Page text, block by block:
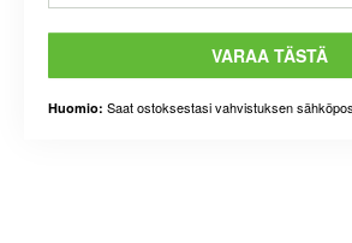
VARAA TÄSTÄ
Huomio: Saat ostoksestasi vahvistuksen